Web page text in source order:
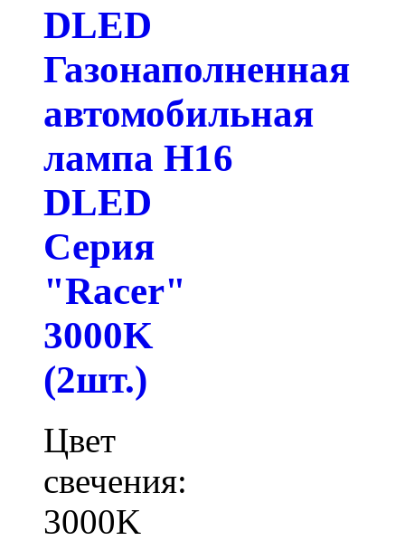
DLED
Газонаполненная
автомобильная
лампа H16
DLED
Серия
"Racer"
3000K
(2шт.)
Цвет
свечения:
3000K